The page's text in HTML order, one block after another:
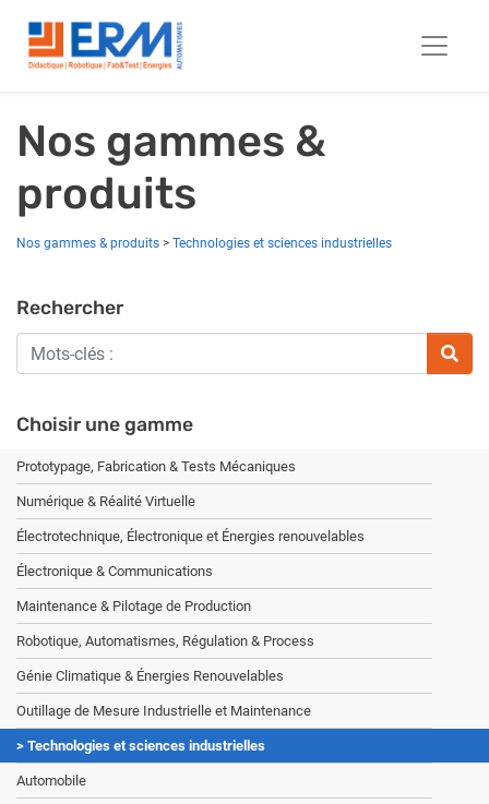
Nos gammes &
produits
Nos gammes & produits > Technologies et sciences industrielles
Rechercher
Choisir une gamme
Prototypage, Fabrication & Tests Mécaniques
Numérique & Réalité Virtuelle
Électrotechnique, Électronique et Énergies renouvelables
Électronique & Communications
Maintenance & Pilotage de Production
Robotique, Automatismes, Régulation & Process
Génie Climatique & Énergies Renouvelables
Outillage de Mesure Industrielle et Maintenance
Technologies et sciences industrielles
Automobile